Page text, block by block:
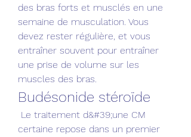
des bras forts et musclés en une
semaine de musculation. Vous
devez rester régulière, et vous
entraîner souvent pour entraîner
une prise de volume sur les
muscles des bras.
Budésonide stéroïde
certaine repose dans un premier